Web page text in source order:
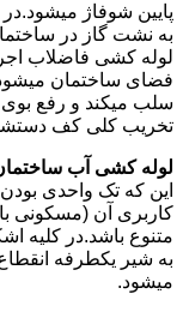
پایین شوفاژ
به نشت گاز در
لوله کشی فاضلاب
فضای ساختمان
سلب میکند و رفع
تخریب کلی کف
لوله کشی آب
این که تک واحدی
کاربری آن (مسکونی
متنوع باشد.در کلیه
به شیر یکطرفه
میشود.